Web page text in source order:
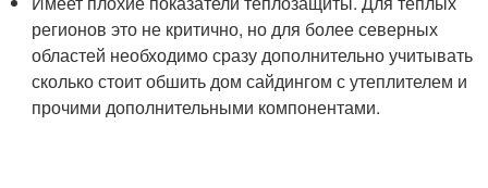
регионов это не критично, но для более северных
областей необходимо сразу дополнительно учитывать
сколько стоит обшить дом сайдингом с утеплителем и
прочими дополнительными компонентами.